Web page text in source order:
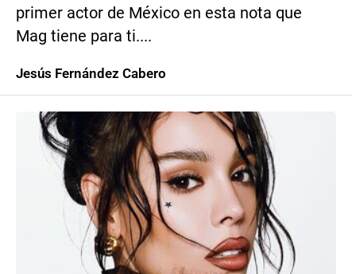
primer actor de México en esta nota que
Mag tiene para ti....
Jesús Fernández Cabero